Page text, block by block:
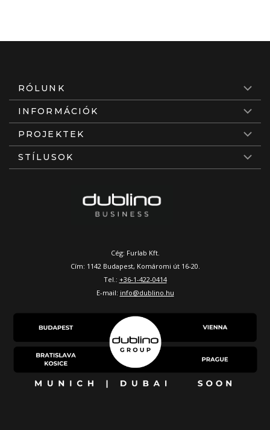
RÓLUNK
INFORMÁCIÓK
PROJEKTEK
STÍLUSOK
Cég: Furlab Kft.
Cím: 1142 Budapest, Komáromi út 16-20.
Tel.: +36-1-422-0414
E-mail: info@dublino.hu